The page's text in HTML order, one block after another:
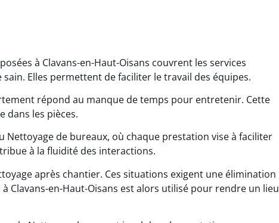
à Clavans-en-Haut-Oisans couvrent les services
Elles permettent de faciliter le travail des équipes.
répond au manque de temps pour entretenir. Cette
dans les pièces.
Nettoyage de bureaux, où chaque prestation vise à faciliter
à la fluidité des interactions.
après chantier. Ces situations exigent une élimination
Clavans-en-Haut-Oisans est alors utilisé pour rendre un lieu
Léana Gresset
15 décembre 2025
après chantier
16 octobre 2025
Nettoyage d’appartement